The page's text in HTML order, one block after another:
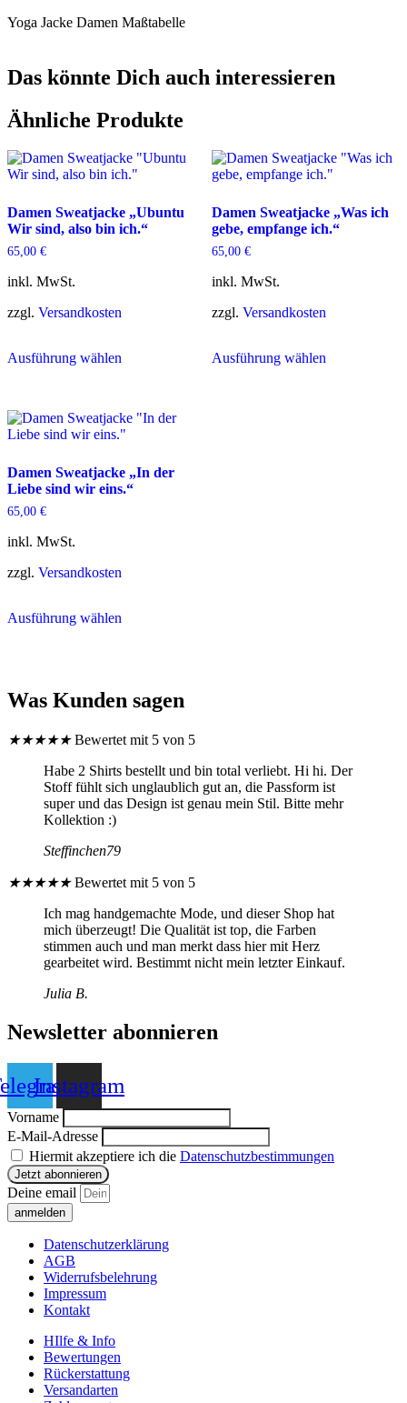
Yoga Jacke Damen Maßtabelle
Das könnte Dich auch interessieren
Ähnliche Produkte
Damen Sweatjacke „Ubuntu
Wir sind, also bin ich.“
65,00 €
inkl. MwSt.
zzgl. Versandkosten
Ausführung wählenProdukt
auf.
können
auf
Damen Sweatjacke „Was ich
gebe, empfange ich.“
65,00 €
inkl. MwSt.
zzgl. Versandkosten
Ausführung wählenProdukt
Damen Sweatjacke „In der
Liebe sind wir eins.“
65,00 €
inkl. MwSt.
zzgl. Versandkosten
Ausführung wählenProdukt
Die
Optionen
können
auf
der
Produktseite
gewählt
werden
Was Kunden sagen
★★★★★ Bewertet mit 5 von 5
Habe 2 Shirts bestellt und bin total verliebt. Hi hi. Der
Stoff fühlt sich unglaublich gut an, die Passform ist
super und das Design ist genau mein Stil. Bitte mehr
Kollektion :)
Steffinchen79
★★★★★ Bewertet mit 5 von 5
Ich mag handgemachte Mode, und dieser Shop hat
mich überzeugt! Die Qualität ist top, die Farben
stimmen auch und man merkt dass hier mit Herz
gearbeitet wird. Bestimmt nicht mein letzter Einkauf.
Julia B.
Newsletter abonnieren
Instagram
Vorname
E-Mail-Adresse
Hiermit akzeptiere ich die Datenschutzbestimmungen
Deine email
anmelden
Datenschutzerklärung
AGB
Widerrufsbelehrung
Impressum
Kontakt
HIlfe & Info
Bewertungen
Rückerstattung
Versandarten